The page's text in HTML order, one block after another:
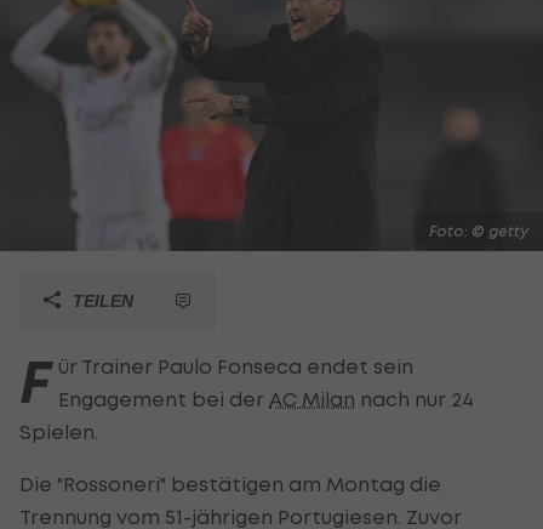
Foto: © getty
TEILEN
F ür Trainer Paulo Fonseca endet sein
Engagement bei der AC Milan nach nur 24
Spielen.
Die "Rossoneri" bestätigen am Montag die
Trennung vom 51-jährigen Portugiesen. Zuvor